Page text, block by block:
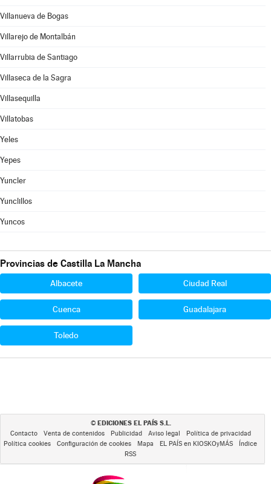
Villanueva de Bogas
Villarejo de Montalbán
Villarrubia de Santiago
Villaseca de la Sagra
Villasequilla
Villatobas
Yeles
Yepes
Yuncler
Yunclillos
Yuncos
Provincias de Castilla La Mancha
Albacete Ciudad Real
Cuenca Guadalajara
Toledo
© EDICIONES EL PAÍS S.L.
Contacto Venta de contenidos Publicidad Aviso legal
Política de privacidad
Política cookies
Configuración de cookies Mapa EL PAÍS en KIOSKOyMÁS
Índice
RSS